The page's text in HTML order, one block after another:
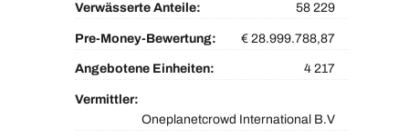
Verwässerte Anteile: 58 229
Pre-Money-Bewertung: € 28.999.788,87
Angebotene Einheiten: 4 217
Vermittler:
Oneplanetcrowd International B.V